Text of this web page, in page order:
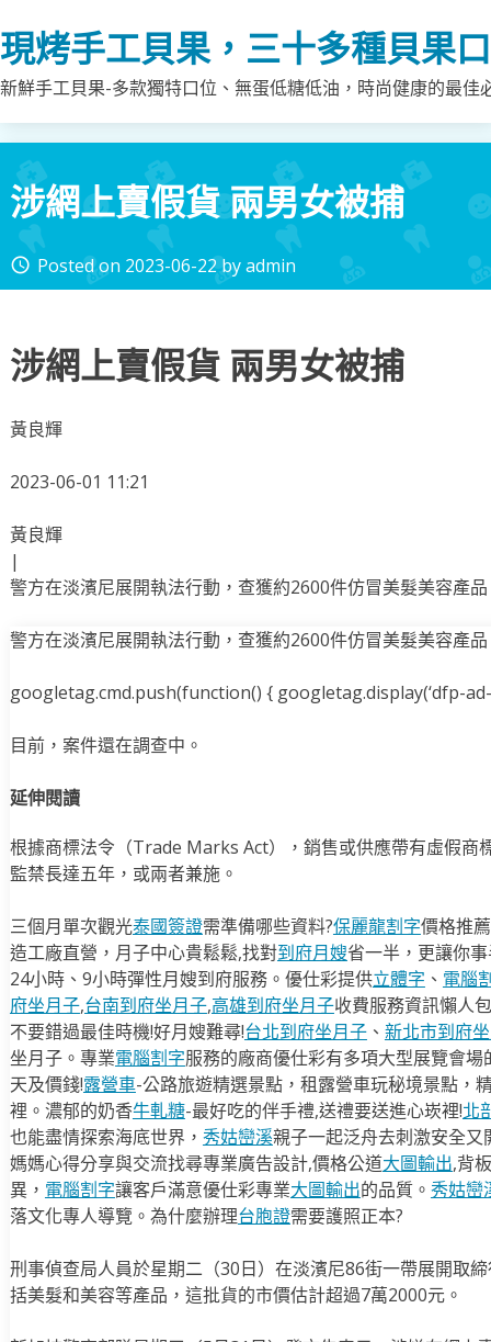
to
content
現烤手工貝果，三十多種貝果
新鮮手工貝果-多款獨特口位、無蛋低糖低油，時尚健康的最
涉網上賣假貨 兩男女被捕
access_time Posted on 2023-06-22byadmin
涉網上賣假貨 兩男女被捕
黃良輝
2023-06-01 11:21
黃良輝
|
警方在淡濱尼展開執法行動，查獲約2600件仿冒美髮美容產
警方在淡濱尼展開執法行動，查獲約2600件仿冒美髮美容產
googletag.cmd.push(function() { googletag.display(‘dfp-ad-
目前，案件還在調查中。
延伸閱讀
根據商標法令（Trade Marks Act），銷售或供應帶有虛假商
監禁長達五年，或兩者兼施。
三個月單次觀光泰國簽證需準備哪些資料?保麗龍割字價格推
造工廠直營，月子中心貴鬆鬆,找對到府月嫂省一半，更讓你
24小時、9小時彈性月嫂到府服務。優仕彩提供立體字 、 電腦
府坐月子,台南到府坐月子,高雄到府坐月子收費服務資訊懶人
不要錯過最佳時機!好月嫂難尋!台北到府坐月子、 新北市到府
坐月子。專業電腦割字服務的廠商優仕彩有多項大型展覽會場
天及價錢!露營車-公路旅遊精選景點，租露營車玩秘境景點，
裡。濃郁的奶香牛軋糖-最好吃的伴手禮,送禮要送進心崁裡!北
也能盡情探索海底世界， 秀姑巒溪親子一起泛舟去​刺激安全
媽媽心得分享與交流找尋專業廣告設計,價格公道大圖輸出,背
異， 電腦割字讓客戶滿意優仕彩專業大圖輸出的品質。 秀姑巒
落文化專人導覽。為什麼辦理台胞證需要護照正本?
刑事偵查局人員於星期二（30日）在淡濱尼86街一帶展開取
括美髮和美容等產品，這批貨的市價估計超過7萬2000元。